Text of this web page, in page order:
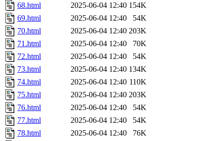
68.html
2025-06-04 12:40 154K
69.html
2025-06-04 12:40
54K
70.html
2025-06-04 12:40 203K
71.html
2025-06-04 12:40
70K
72.html
2025-06-04 12:40
54K
73.html
2025-06-04 12:40 134K
74.html
2025-06-04 12:40 110K
75.html
2025-06-04 12:40 203K
76.html
2025-06-04 12:40
54K
77.html
2025-06-04 12:40
54K
78.html
2025-06-04 12:40
76K